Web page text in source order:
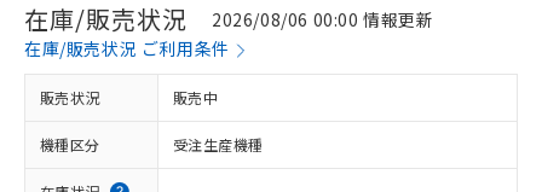
在庫/販売状況
2026/08/06 00:00 情報更新
在庫/販売状況 ご利用条件
販売状況 販売中
機種区分 受注生産機種